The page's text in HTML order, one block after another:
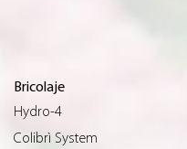
Bricolaje
Hydro-4
Colibrì System